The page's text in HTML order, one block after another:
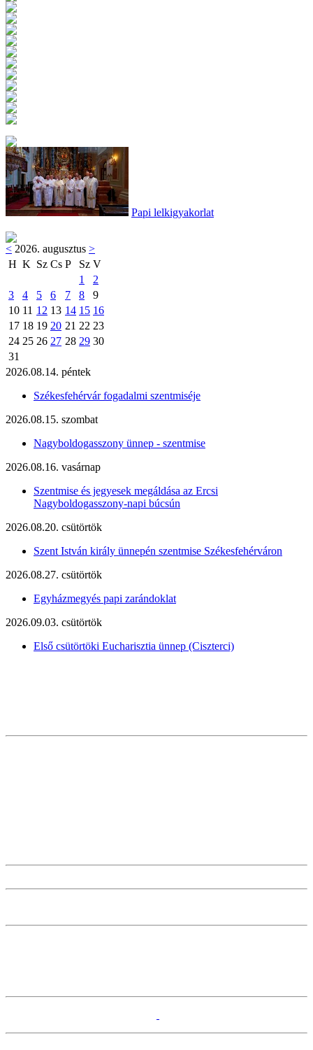
Papi lelkigyakorlat
< 2026. augusztus >
H K Sz Cs P Sz V
1
2
3
4 5 6 7 8
9
10 11 12 13 14 15 16
17 18 19 20 21 22 23
24 25 26 27 28 29 30
31
2026.08.14. péntek
Székesfehérvár fogadalmi szentmiséje
2026.08.15. szombat
Nagyboldogasszony ünnep - szentmise
2026.08.16. vasárnap
Szentmise és jegyesek megáldása az Ercsi
Nagyboldogasszony-napi búcsún
2026.08.20. csütörtök
Szent István király ünnepén szentmise Székesfehérváron
2026.08.27. csütörtök
Egyházmegyés papi zarándoklat
2026.09.03. csütörtök
Első csütörtöki Eucharisztia ünnep (Ciszterci)